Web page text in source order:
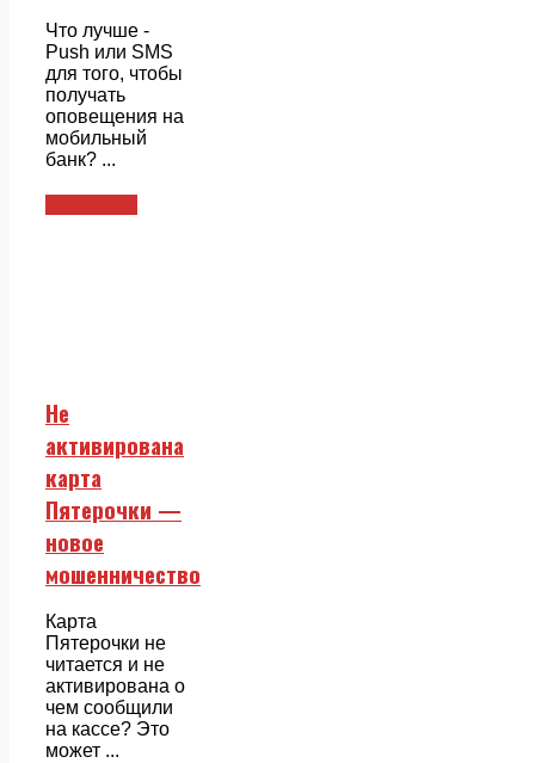
Что лучше -
Push или SMS
для того, чтобы
получать
оповещения на
мобильный
банк? ...
Не
активирована
карта
Пятерочки —
новое
мошенничество
Карта
Пятерочки не
читается и не
активирована о
чем сообщили
на кассе? Это
может ...